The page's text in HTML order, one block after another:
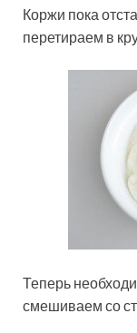
Коржи пока
перетираем в
Теперь
смешиваем со